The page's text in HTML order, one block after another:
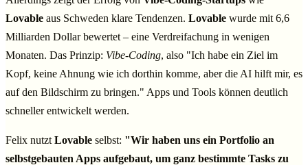
Lovable aus Schweden klare Tendenzen. Lovable wurde mit 6,6
Milliarden Dollar bewertet – eine Verdreifachung in wenigen
Monaten. Das Prinzip: Vibe-Coding, also "Ich habe ein Ziel im
Kopf, keine Ahnung wie ich dorthin komme, aber die AI hilft mir, es
auf den Bildschirm zu bringen." Apps und Tools können deutlich
schneller entwickelt werden.
Felix nutzt Lovable selbst: "Wir haben uns ein Portfolio an
selbstgebauten Apps aufgebaut, um ganz bestimmte Tasks zu